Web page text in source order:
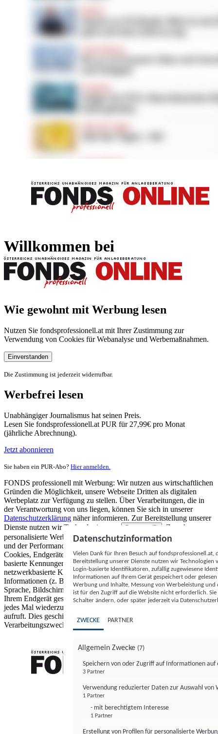
Willkommen bei
Wie gewohnt mit Werbung lesen
Nutzen Sie fondsprofessionell.at mit Ihrer Zustimmung zur
Verwendung von Cookies für Webanalyse und Werbemaßnahmen.
Einverstanden
Die Zustimmung ist jederzeit widerrufbar.
Werbefrei lesen
Unabhängiger Journalismus hat seinen Preis.
Lesen Sie fondsprofessionell.at PUR für 27,99€ pro Monat
(jährliche Abrechnung).
Jetzt abonnieren
Sie haben ein PUR-Abo? Hier anmelden.
FONDS professionell mit Werbung: Wir nutzen aus wirtschaftlichen
Gründen die Möglichkeit, unsere Webseite Dritten als digitalen
Werbeplatz zur Verfügung zu stellen. Über Verarbeitungen, die in
der Verantwortung von uns liegen, können Sie sich in unserer
Datenschutzerklärung näher informieren. Zur Bereitstellung unserer
Dienste nutzen wir Technologien von
Partnern (5)
. Zwecke:
personalisierte Werbung und Inhalte, Messung von Werbeleistung
und der Performance von Inhalten sowie Zielgruppenforschung.
Cookies, Endgeräte- oder ähnliche Online-Kennungen (z. B. login-
basierte Kennungen, zufällig generierte Kennungen,
netzwerkbasierte Kennungen) können zusammen mit anderen
Informationen (z. B. Browsertyp und Browserinformationen,
Sprache, Bildschirmgröße, unterstützte Technologien usw.) auf
Ihrem Endgerät gespeichert oder von dort ausgelesen werden, um es
jedes Mal wiederzuerkennen, wenn es eine App oder einer Webseite
aufruft. Dies geschieht für einen oder mehrere der hier aufgeführten
Verarbeitungszwecke.
Datenschutzinformation
Vielen Dank für Ihren Besuch auf
Bereitstellung unserer Dienste nutzen wir Technologien
Login-basierte Identifikatoren, zufällig zugewiesene
Informationen auf Ihrem Gerät gespeichert oder
Werbung und Inhalte, Messung von Werbeleistung
ist für den Zugriff auf die Website nicht erforderlich.
Schalter ändern, oder später jederzeit via
ZWECKE PARTNER
Allgemein Zwecke (7)
Speichern von oder Zugriff auf Informationen auf
3 Partner
Verwendung reduzierter Daten zur Auswahl von
1 Partner
- mit berechtigtem Interesse
1 Partner
Erstellung von Profilen für personalisierte
FONDS professionell